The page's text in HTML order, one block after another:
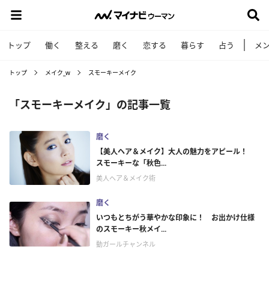
トップ 働く 整える 磨く 恋する 暮らす 占う メ
トップ メイク_w スモーキーメイク
「スモーキーメイク」の記事一覧
磨く
【美人ヘア＆メイク】大人の魅力をアピール！
スモーキーな「秋色...
美人ヘア＆メイク術
磨く
いつもとちがう華やかな印象に！ お出かけ仕様
のスモーキー秋メイ...
動ガールチャンネル